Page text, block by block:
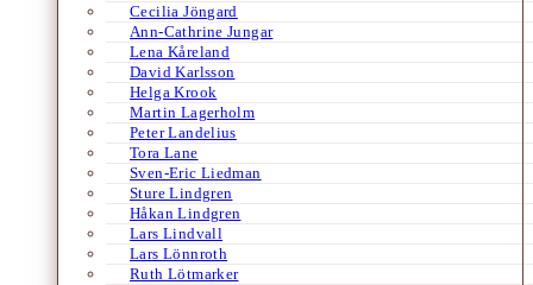
Cecilia Jöngard
Ann-Cathrine Jungar
Lena Kåreland
David Karlsson
Helga Krook
Martin Lagerholm
Peter Landelius
Tora Lane
Sven-Eric Liedman
Sture Lindgren
Håkan Lindgren
Lars Lindvall
Lars Lönnroth
Ruth Lötmarker